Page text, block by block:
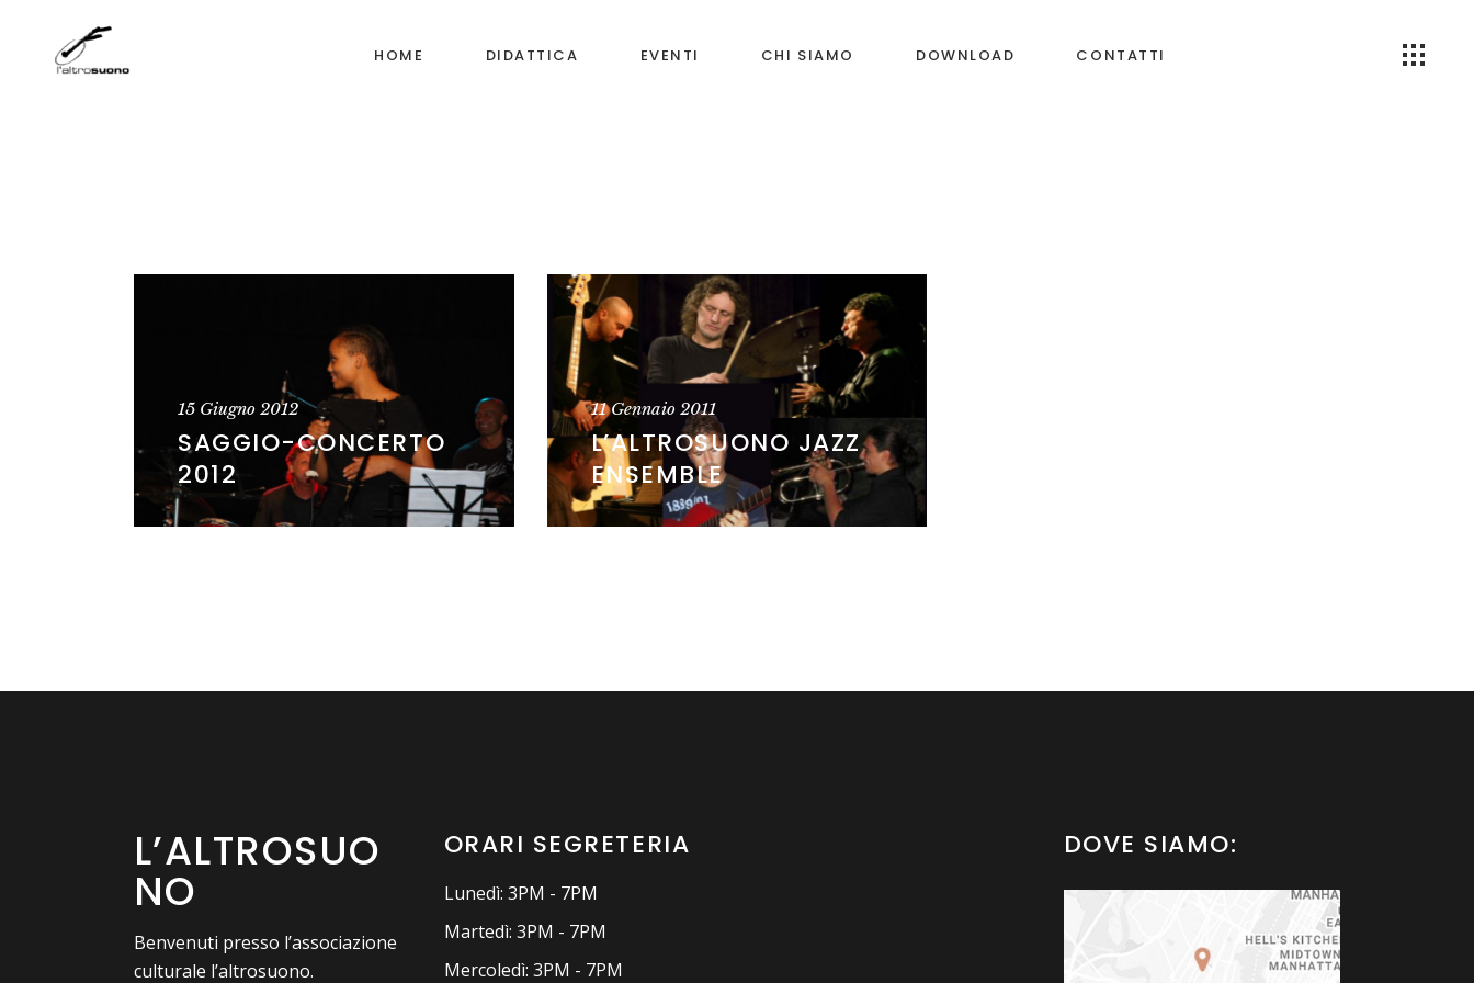
HOME DIDATTICA EVENTI CHI SIAMO DOWNLOAD CONTATTI
15 Giugno 2012
SAGGIO-CONCERTO
2012
11 Gennaio 2011
L’ALTROSUONO JAZZ
ENSEMBLE
L’ALTROSUO
NO
Benvenuti presso l’associazione
culturale l’altrosuono.
ORARI SEGRETERIA
Lunedì: 3PM - 7PM
Martedì: 3PM - 7PM
Mercoledì: 3PM - 7PM
DOVE SIAMO: